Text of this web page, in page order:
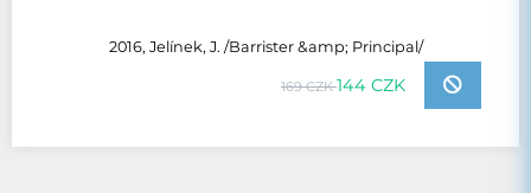
2016, Jelínek, J. /Barrister &amp; Principal/
169 CZK144 CZK